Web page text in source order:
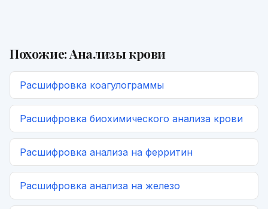
Похожие: Анализы крови
Расшифровка коагулограммы
Расшифровка биохимического анализа крови
Расшифровка анализа на ферритин
Расшифровка анализа на железо